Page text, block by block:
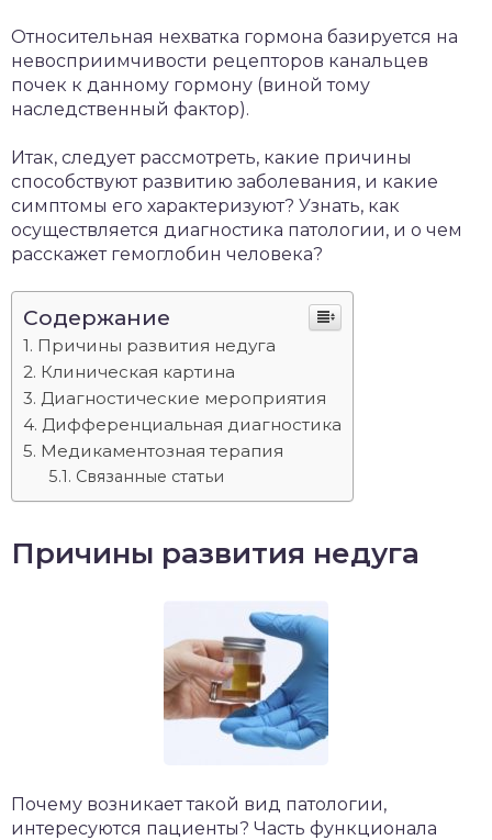
Относительная нехватка гормона базируется на
невосприимчивости рецепторов канальцев
почек к данному гормону (виной тому
наследственный фактор).
Итак, следует рассмотреть, какие причины
способствуют развитию заболевания, и какие
симптомы его характеризуют? Узнать, как
осуществляется диагностика патологии, и о чем
расскажет гемоглобин человека?
Содержание
Причины развития недуга
Клиническая картина
Диагностические мероприятия
Дифференциальная диагностика
Медикаментозная терапия
Связанные статьи
Причины развития недуга
Почему возникает такой вид патологии,
интересуются пациенты? Часть функционала